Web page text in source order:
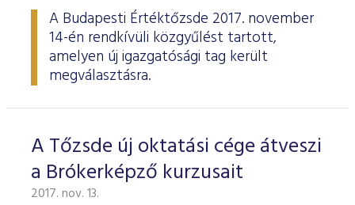
A Budapesti Értéktőzsde 2017. november
14-én rendkívüli közgyűlést tartott,
amelyen új igazgatósági tag került
megválasztásra.
A Tőzsde új oktatási cége átveszi
a Brókerképző kurzusait
2017. nov. 13.